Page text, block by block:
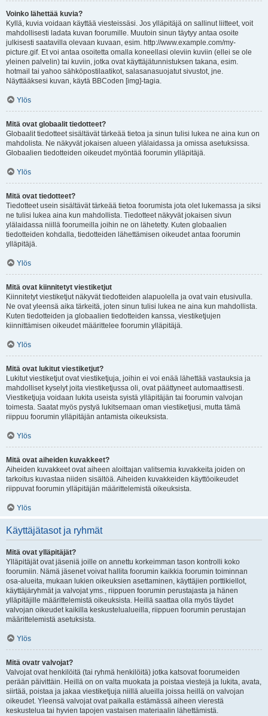
Voinko lähettää kuvia?
Kyllä, kuvia voidaan käyttää viesteissäsi. Jos ylläpitäjä on sallinut liitteet, voit
mahdollisesti ladata kuvan foorumille. Muutoin sinun täytyy antaa osoite
julkisesti saatavilla olevaan kuvaan, esim. http://www.example.com/my-
picture.gif. Et voi antaa osoitetta omalla koneellasi oleviin kuviin (ellei se ole
yleinen palvelin) tai kuviin, jotka ovat käyttäjätunnistuksen takana, esim.
hotmail tai yahoo sähköpostilaatikot, salasanasuojatut sivustot, jne.
Näyttääksesi kuvan, käytä BBCoden [img]-tagia.
Ylös
Mitä ovat globaalit tiedotteet?
Globaalit tiedotteet sisältävät tärkeää tietoa ja sinun tulisi lukea ne aina kun on
mahdolista. Ne näkyvät jokaisen alueen ylälaidassa ja omissa asetuksissa.
Globaalien tiedotteiden oikeudet myöntää foorumin ylläpitäjä.
Ylös
Mitä ovat tiedotteet?
Tiedotteet usein sisältävät tärkeää tietoa foorumista jota olet lukemassa ja siksi
ne tulisi lukea aina kun mahdollista. Tiedotteet näkyvät jokaisen sivun
ylälaidassa niillä foorumeilla joihin ne on lähetetty. Kuten globaalien
tiedotteiden kohdalla, tiedotteiden lähettämisen oikeudet antaa foorumin
ylläpitäjä.
Ylös
Mitä ovat kiinnitetyt viestiketjut
Kiinnitetyt viestiketjut näkyvät tiedotteiden alapuolella ja ovat vain etusivulla.
Ne ovat yleensä aika tärkeitä, joten sinun tulisi lukea ne aina kun mahdollista.
Kuten tiedotteiden ja globaalien tiedotteiden kanssa, viestiketjujen
kiinnittämisen oikeudet määrittelee foorumin ylläpitäjä.
Ylös
Mitä ovat lukitut viestiketjut?
Lukitut viestiketjut ovat viestiketjuja, joihin ei voi enää lähettää vastauksia ja
mahdolliset kyselyt joita viestiketjussa oli, ovat päättyneet automaattisesti.
Viestiketjuja voidaan lukita useista syistä ylläpitäjän tai foorumin valvojan
toimesta. Saatat myös pystyä lukitsemaan oman viestiketjusi, mutta tämä
riippuu foorumin ylläpitäjän antamista oikeuksista.
Ylös
Mitä ovat aiheiden kuvakkeet?
Aiheiden kuvakkeet ovat aiheen aloittajan valitsemia kuvakkeita joiden on
tarkoitus kuvastaa niiden sisältöä. Aiheiden kuvakkeiden käyttöoikeudet
riippuvat foorumin ylläpitäjän määrittelemistä oikeuksista.
Ylös
Käyttäjätasot ja ryhmät
Mitä ovat ylläpitäjät?
Ylläpitäjät ovat jäseniä joille on annettu korkeimman tason kontrolli koko
foorumiin. Nämä jäsenet voivat hallita foorumin kaikkia foorumin toiminnan
osa-alueita, mukaan lukien oikeuksien asettaminen, käyttäjien porttikiellot,
käyttäjäryhmät ja valvojat yms., riippuen foorumin perustajasta ja hänen
ylläpitäjille määrittelemistä oikeuksista. Heillä saattaa olla myös täydet
valvojan oikeudet kaikilla keskustelualueilla, riippuen foorumin perustajan
määrittelemistä asetuksista.
Ylös
Mitä ovatr valvojat?
Valvojat ovat henkilöitä (tai ryhmä henkilöitä) jotka katsovat foorumeiden
perään päivittäin. Heillä on on valta muokata ja poistaa viestejä ja lukita, avata,
siirtää, poistaa ja jakaa viestiketjuja niillä alueilla joissa heillä on valvojan
oikeudet. Yleensä valvojat ovat paikalla estämässä aiheen vierestä
keskustelua tai hyvien tapojen vastaisen materiaalin lähettämistä.